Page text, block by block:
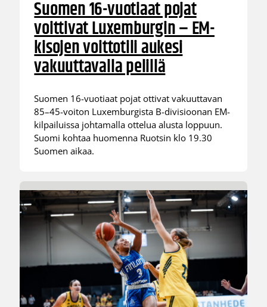
Suomen 16-vuotiaat pojat
voittivat Luxemburgin – EM-
kisojen voittotili aukesi
vakuuttavalla pelillä
Suomen 16-vuotiaat pojat ottivat vakuuttavan
85–45-voiton Luxemburgista B-divisioonan EM-
kilpailuissa johtamalla ottelua alusta loppuun.
Suomi kohtaa huomenna Ruotsin klo 19.30
Suomen aikaa.